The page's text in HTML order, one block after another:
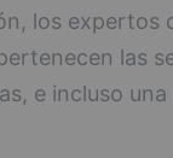
los expertos
las
e incluso